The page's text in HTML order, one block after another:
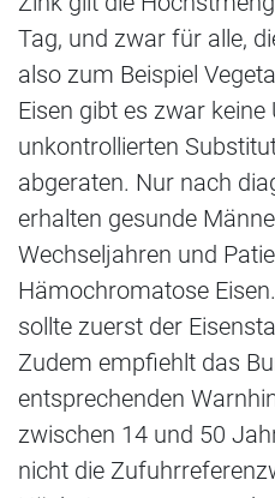
Tag, und zwar für alle,
also zum Beispiel
Eisen gibt es zwar keine
unkontrollierten
abgeraten. Nur nach
erhalten gesunde
Wechseljahren und
Hämochromatose
sollte zuerst der
Zudem empfiehlt das
entsprechenden
zwischen 14 und 50
nicht die